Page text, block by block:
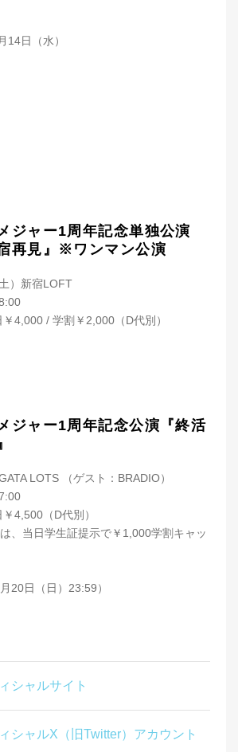
14日（水）
ジャー1周年記念単独公演
再見』※ワンマン公演
）新宿LOFT
4,000 / 学割￥2,000（D代別）
ジャー1周年記念公演『終活
LOTS （ゲスト：BRADIO）
4,500（D代別）
、当日学生証提示で￥1,000学割キャッ
月20日（日）23:59）
シャルサイト
シャルX（旧Twitter）アカウント